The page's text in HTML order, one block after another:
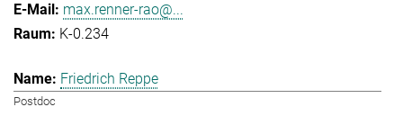
max.renner-rao@...
K-0.234
Friedrich Reppe
Postdoc